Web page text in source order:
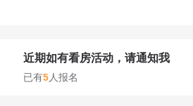
近期如有看房活动，请通知我
已有5人报名